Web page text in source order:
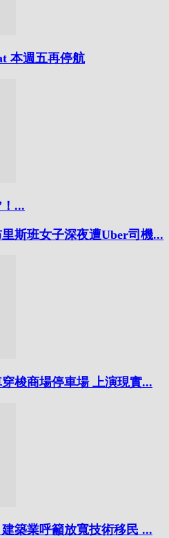
本週五再停航
...
斯班女子深夜遭Uber司機...
梭商場停車場 上演現實...
築業呼籲放寬技術移民 ...